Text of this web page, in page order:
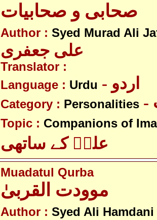
صحابی و صحابیات
Author : Syed Murad Ali
علی جعفری
Translator :
Language : Urdu - اردو
Category : Personalities
Topic : Companions of
علیؑ کے ساتھی
Muadatul Qurba
Author : Syed Ali Hamdani